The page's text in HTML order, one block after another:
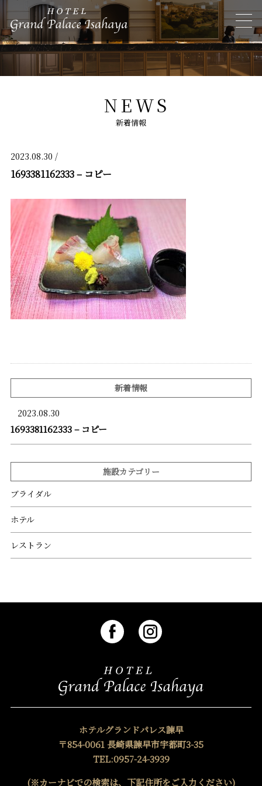
NEWS
新着情報
2023.08.30 /
1693381162333 – コピー
新着情報
2023.08.30
1693381162333 – コピー
施設カテゴリー
ブライダル
ホテル
レストラン
ホテルグランドパレス諫早
〒854-0061 長崎県諫早市宇都町3-35
TEL:0957-24-3939
(※カーナビでの検索は、下記住所をご入力ください)